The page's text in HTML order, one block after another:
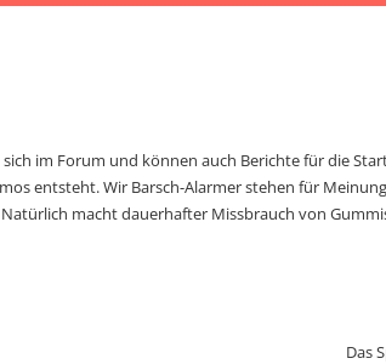
sich im Forum und können auch Berichte für die
entsteht. Wir Barsch-Alarmer stehen für
macht dauerhafter Missbrauch von
Das